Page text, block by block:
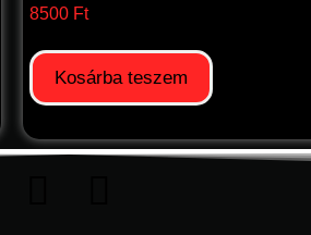
8500 Ft
Kosárba teszem